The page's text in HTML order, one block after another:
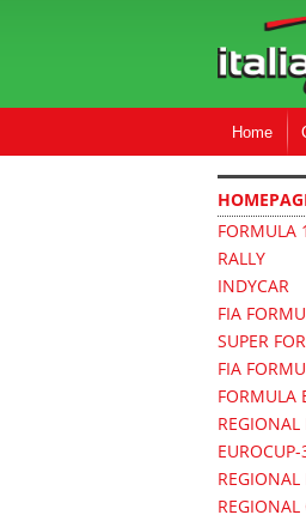
Home
FORMULA 1
RALLY
INDYCAR
FIA
SUPER
FIA
FORMULA
REGIONAL
EUROCUP-